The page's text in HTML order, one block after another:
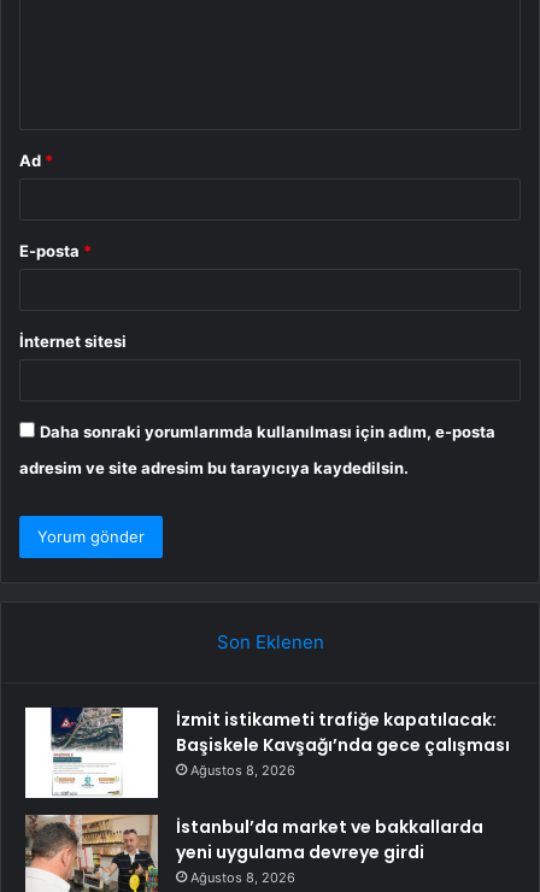
Ad *
E-posta *
İnternet sitesi
Daha sonraki yorumlarımda kullanılması için adım, e-posta
adresim ve site adresim bu tarayıcıya kaydedilsin.
Son Eklenen
İzmit istikameti trafiğe kapatılacak:
Başiskele Kavşağı’nda gece çalışması
Ağustos 8, 2026
İstanbul’da market ve bakkallarda
yeni uygulama devreye girdi
Ağustos 8, 2026